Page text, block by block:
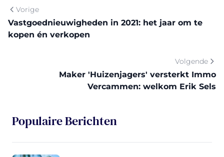
Vorige
Vastgoednieuwigheden in 2021: het jaar om te
kopen én verkopen
Volgende
Maker 'Huizenjagers' versterkt Immo
Vercammen: welkom Erik Sels
Populaire Berichten